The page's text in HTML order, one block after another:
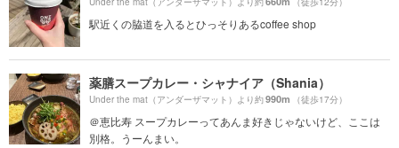
駅近くの脇道を入るとひっそりあるcoffee shop
薬膳スープカレー・シャナイア（Shania）
Under the mat（アンダーザマット）より約990m （徒歩17分）
＠恵比寿 スープカレーってあんま好きじゃないけど、ここは
別格。うーんまい。